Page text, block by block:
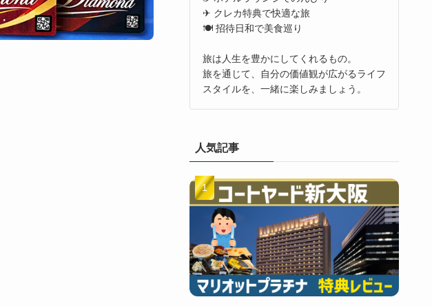
✈ クレカ特典で快適な旅
🍽 招待日和で美食巡り
旅は人生を豊かにしてくれるもの。
旅を通じて、自分の価値観が広がるライフ
スタイルを、一緒に楽しみましょう。
人気記事